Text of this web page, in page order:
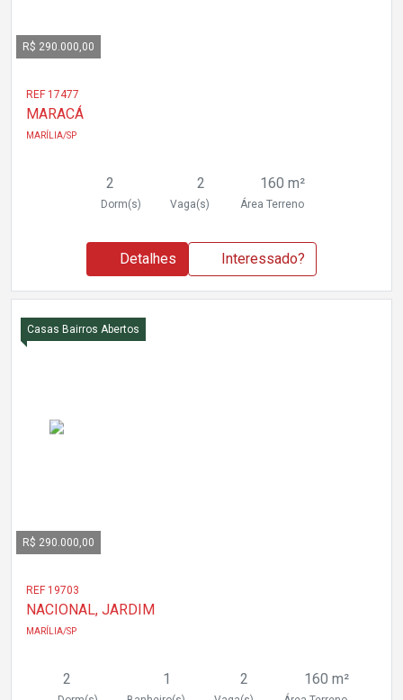
R$ 290.000,00
REF 17477
MARACÁ
MARÍLIA/SP
2
Dorm(s)
2
Vaga(s)
160 m²
Área Terreno
Detalhes Interessado?
Casas Bairros Abertos
R$ 290.000,00
REF 19703
NACIONAL, JARDIM
MARÍLIA/SP
2 1 2 160 m²